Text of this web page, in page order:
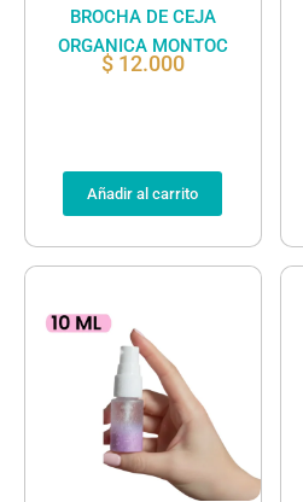
BROCHA DE CEJA
ORGANICA MONTOC
$12.000
Añadir al carrito